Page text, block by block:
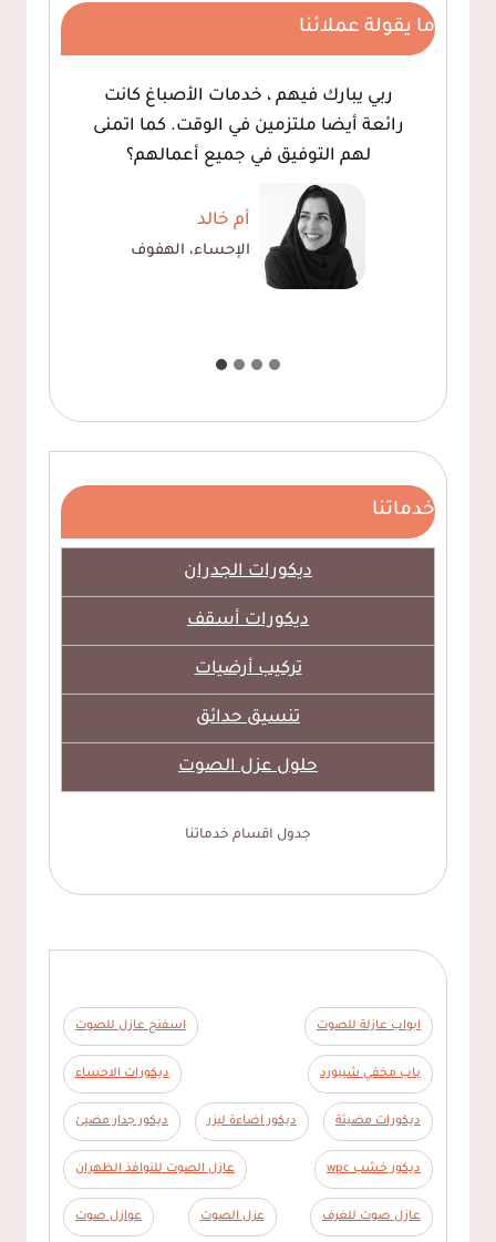
ما يقولة عملائنا
ربي يبارك فيهم ، خدمات الأصباغ كانت
رائعة أيضا ملتزمين في الوقت. كما اتمنى
لهم التوفيق في جميع أعمالهم؟
أم خالد
الإحساء، الهفوف
خدماتنا
ديكورات الجدران
ديكورات أسقف
تركيب أرضيات
تنسيق حدائق
حلول عزل الصوت
جدول اقسام خدماتنا
ابواب عازلة للصوت اسفنج عازل للصوت
باب مخفي شيبورد ديكورات الاحساء
ديكورات مضيئة ديكور اضاءة ليزر ديكور جدار مضيئ
ديكور خشب wpc عازل الصوت للنوافذ الظهران
عازل صوت للغرف عزل الصوت عوازل صوت